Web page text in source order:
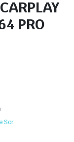
PRO
Sor